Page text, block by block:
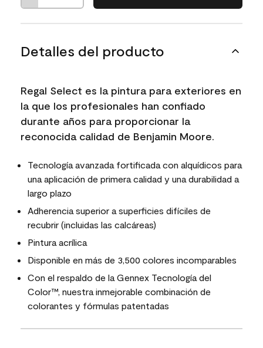
Detalles del producto
Regal Select es la pintura para exteriores en
la que los profesionales han confiado
durante años para proporcionar la
reconocida calidad de Benjamin Moore.
Tecnología avanzada fortificada con alquídicos para
una aplicación de primera calidad y una durabilidad a
largo plazo
Adherencia superior a superficies difíciles de
recubrir (incluidas las calcáreas)
Pintura acrílica
Disponible en más de 3,500 colores incomparables
Con el respaldo de la Gennex Tecnología del
Color™, nuestra inmejorable combinación de
colorantes y fórmulas patentadas